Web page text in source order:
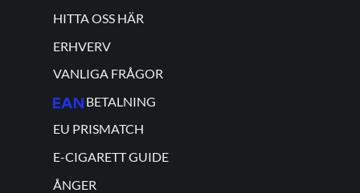
HITTA OSS HÄR
ERHVERV
VANLIGA FRÅGOR
BETALNING
EU PRISMATCH
E-CIGARETT GUIDE
ÅNGER